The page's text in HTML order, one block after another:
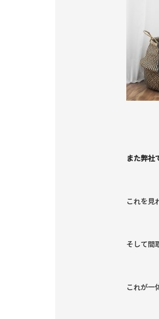
また弊社
これを見
そして間
これが一